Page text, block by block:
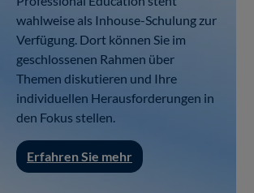
wahlweise als Inhouse-Schulung zur
Verfügung. Dort können Sie im
geschlossenen Rahmen über
Themen diskutieren und Ihre
individuellen Herausforderungen in
den Fokus stellen.
Erfahren Sie mehr